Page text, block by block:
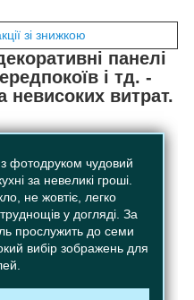
панелі
і тд. -
невисоких витрат.
фотодруком чудовий
за невеликі гроші.
не жовтіє, легко
у догляді. За
прослужить до семи
вибір зображень для